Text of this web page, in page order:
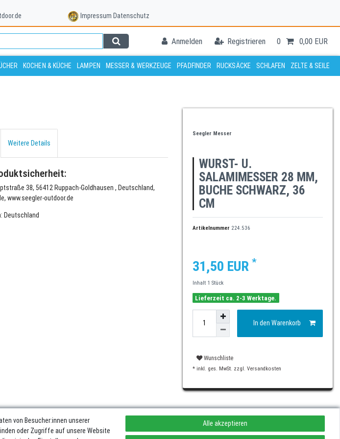
Impressum Datenschutz
Anmelden Registrieren 0 0,00 EUR
KOCHEN & KÜCHE LAMPEN MESSER & WERKZEUGE PFADFINDER RUCKSÄCKE SCHLAFEN ZELTE & SEILE
Weitere Details
38, 56412 Ruppach-Goldhausen , Deutschland,
www.seegler-outdoor.de
Deutschland
Seegler Messer
WURST- U.
SALAMIMESSER 28 MM,
BUCHE SCHWARZ, 36
CM
Artikelnummer 224.536
31,50 EUR *
Inhalt 1 Stück
Lieferzeit ca. 2-3 Werktage.
In den Warenkorb
Wunschliste
* inkl. ges. MwSt. zzgl. Versandkosten
von Besucher:innen unserer
oder Zugriffe auf unsere Website
Alle akzeptieren